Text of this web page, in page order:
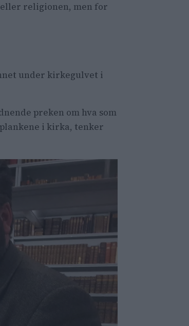
religionen, men for
under kirkegulvet i
preken om hva som
i kirka, tenker